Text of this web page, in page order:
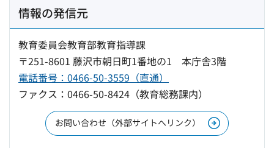
情報の発信元
教育委員会教育部教育指導課
〒251-8601 藤沢市朝日町1番地の1 本庁舎3階
電話番号：0466-50-3559（直通）
ファクス：0466-50-8424（教育総務課内）
お問い合わせ（外部サイトへリンク）